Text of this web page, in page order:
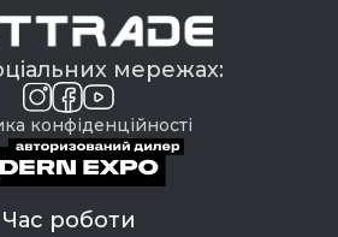
мережах:
конфіденційності
Час роботи